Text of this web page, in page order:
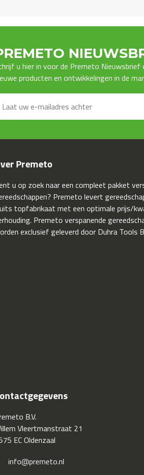
u hier in voor de Premeto
producten en ontwikkelingen in de
Premeto
u op zoek naar een compleet pakket
Premeto levert
topfabrikaat met een optimale prijs/
Premeto verspanende
exclusief geleverd door Duhra Tools
B.V.
Vleertmanstraat 21
EC Oldenzaal
info@premeto.nl